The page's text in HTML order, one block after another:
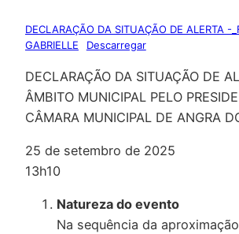
DECLARAÇÃO DA SITUAÇÃO DE ALERTA -
GABRIELLE
Descarregar
DECLARAÇÃO DA SITUAÇÃO DE
ÂMBITO MUNICIPAL PELO
CÂMARA MUNICIPAL DE ANGRA
25 de setembro de 2025
13h10
Natureza do evento
Na sequência da